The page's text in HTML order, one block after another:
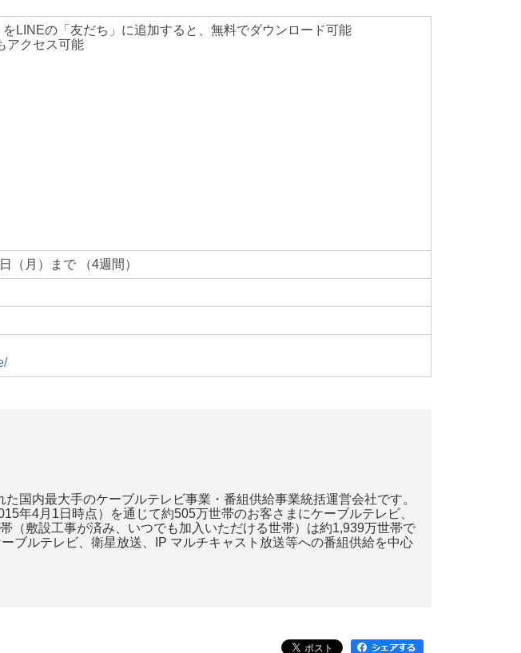
LINEの「友だち」に追加すると、無料でダウンロード可能
アクセス可能
（月）まで （4週間）
国内最大手のケーブルテレビ事業・番組供給事業統括運営会社です。
年4月1日時点）を通じて約505万世帯のお客さまにケーブルテレビ、
（敷設工事が済み、いつでも加入いただける世帯）は約1,939万世帯で
ブルテレビ、衛星放送、IP マルチキャスト放送等への番組供給を中心